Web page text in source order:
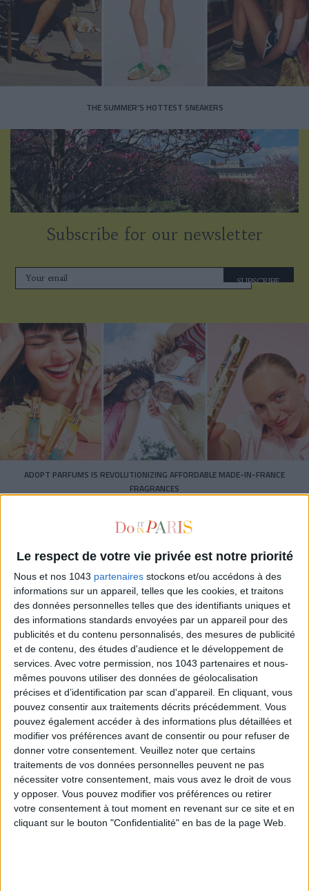
Le respect de votre vie privée est notre priorité
Nous et nos 1043 partenaires stockons et/ou accédons à des
informations sur un appareil, telles que les cookies, et traitons
des données personnelles telles que des identifiants uniques et
des informations standards envoyées par un appareil pour des
publicités et du contenu personnalisés, des mesures de publicité
et de contenu, des études d'audience et le développement de
services. Avec votre permission, nos 1043 partenaires et nous-
mêmes pouvons utiliser des données de géolocalisation
précises et d’identification par scan d'appareil. En cliquant, vous
pouvez consentir aux traitements décrits précédemment. Vous
pouvez également accéder à des informations plus détaillées et
modifier vos préférences avant de consentir ou pour refuser de
donner votre consentement. Veuillez noter que certains
traitements de vos données personnelles peuvent ne pas
nécessiter votre consentement, mais vous avez le droit de vous
y opposer. Vous pouvez modifier vos préférences ou retirer
votre consentement à tout moment en revenant sur ce site et en
cliquant sur le bouton "Confidentialité" en bas de la page Web.
THE SUMMER’S HOTTEST SNEAKERS
Subscribe for our newsletter
SUBSCRIBE
ADOPT PARFUMS IS REVOLUTIONIZING AFFORDABLE MADE-IN-FRANCE
FRAGRANCES
15 IDEAS FOR ENJOYING AUGUST IN PARIS